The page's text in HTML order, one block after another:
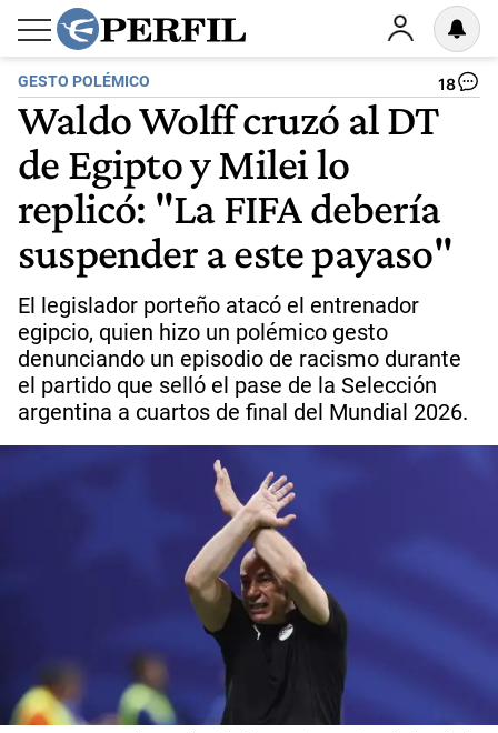
GESTO POLÉMICO 18
Waldo Wolff cruzó al DT
de Egipto y Milei lo
replicó: "La FIFA debería
suspender a este payaso"
El legislador porteño atacó el entrenador
egipcio, quien hizo un polémico gesto
denunciando un episodio de racismo durante
el partido que selló el pase de la Selección
argentina a cuartos de final del Mundial 2026.